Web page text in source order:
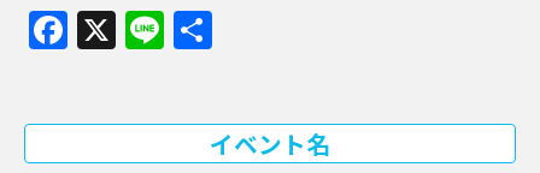
Facebook
X Line
イベント名